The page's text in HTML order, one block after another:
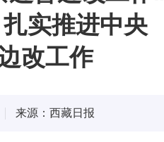
实推进中央
改工作
来源：西藏日报